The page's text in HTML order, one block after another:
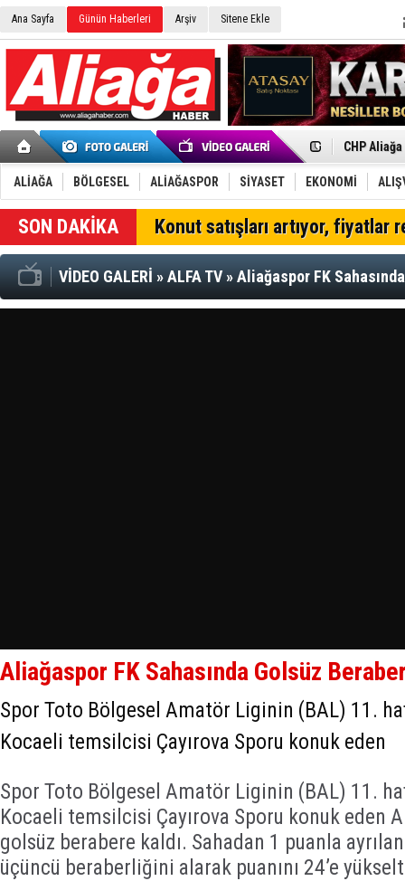
Ana Sayfa Günün Haberleri Arşiv Sitene Ekle
İzmir'in
Çağrısı
Onat
Menemen
Aliağa'da
Furkan
Chp
AK Parti
Trafiği
ALİAĞA BÖLGESEL ALİAĞASPOR SİYASET EKONOMİ
SON DAKİKA Konut satışları artıyor, fiyatlar
VİDEO GALERİ »ALFA TV»Aliağaspor FK
Aliağaspor FK Sahasında Golsüz
Spor Toto Bölgesel Amatör Liginin (BAL) 11.
Kocaeli temsilcisi Çayırova Sporu konuk eden
Spor Toto Bölgesel Amatör Liginin (BAL) 11.
Kocaeli temsilcisi Çayırova Sporu konuk eden
golsüz berabere kaldı. Sahadan 1 puanla
üçüncü beraberliğini alarak puanını 24’e